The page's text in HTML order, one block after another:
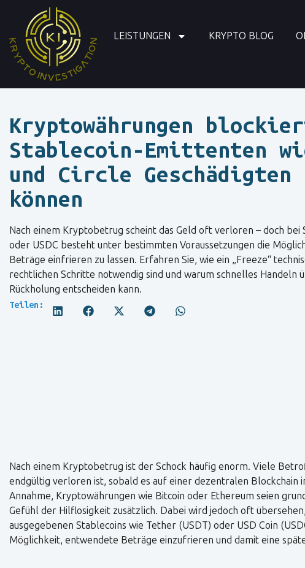
LEISTUNGEN KRYPTO BLOG
Kryptowährungen
Stablecoin-Emittenten
und Circle Geschädigten
können
Nach einem Kryptobetrug scheint das Geld oft verloren – doch bei
oder USDC besteht unter bestimmten Voraussetzungen die
Beträge einfrieren zu lassen. Erfahren Sie, wie ein „Freeze“
rechtlichen Schritte notwendig sind und warum schnelles Handeln
Rückholung entscheiden kann.
Teilen:
Nach einem Kryptobetrug ist der Schock häufig enorm. Viele
endgültig verloren ist, sobald es auf einer dezentralen
Annahme, Kryptowährungen wie Bitcoin oder Ethereum seien
Gefühl der Hilflosigkeit zusätzlich. Dabei wird jedoch oft
ausgegebenen Stablecoins wie Tether (USDT) oder USD Coin
Möglichkeit, entwendete Beträge einzufrieren und damit eine